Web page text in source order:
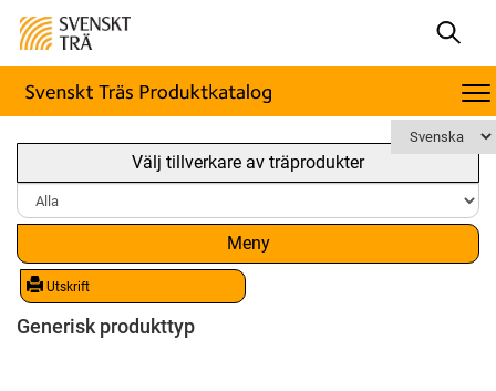
Välj tillverkare av träprodukter
Meny
Utskrift
Generisk produkttyp